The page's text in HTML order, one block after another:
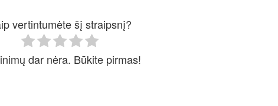
vertintumėte šį straipsnį?
dar nėra. Būkite pirmas!